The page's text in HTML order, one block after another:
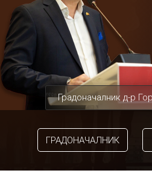
Градоначалник д-р
ГРАДОНАЧАЛНИК